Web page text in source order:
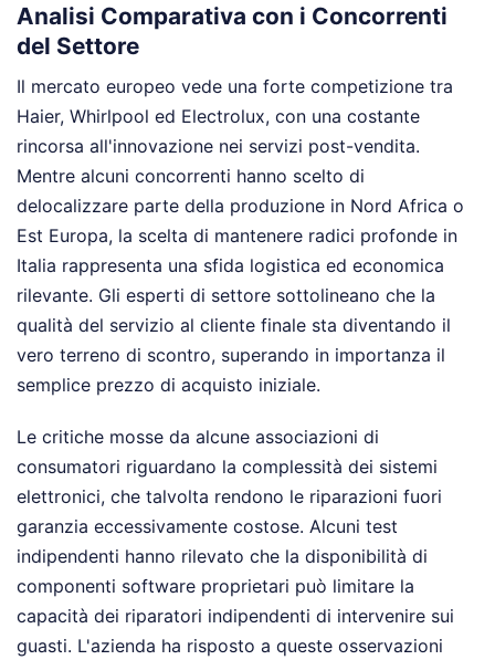
Analisi Comparativa con i Concorrenti
del Settore
Il mercato europeo vede una forte competizione tra
Haier, Whirlpool ed Electrolux, con una costante
rincorsa all'innovazione nei servizi post-vendita.
Mentre alcuni concorrenti hanno scelto di
delocalizzare parte della produzione in Nord Africa o
Est Europa, la scelta di mantenere radici profonde in
Italia rappresenta una sfida logistica ed economica
rilevante. Gli esperti di settore sottolineano che la
qualità del servizio al cliente finale sta diventando il
vero terreno di scontro, superando in importanza il
semplice prezzo di acquisto iniziale.
Le critiche mosse da alcune associazioni di
consumatori riguardano la complessità dei sistemi
elettronici, che talvolta rendono le riparazioni fuori
garanzia eccessivamente costose. Alcuni test
indipendenti hanno rilevato che la disponibilità di
componenti software proprietari può limitare la
capacità dei riparatori indipendenti di intervenire sui
guasti. L'azienda ha risposto a queste osservazioni